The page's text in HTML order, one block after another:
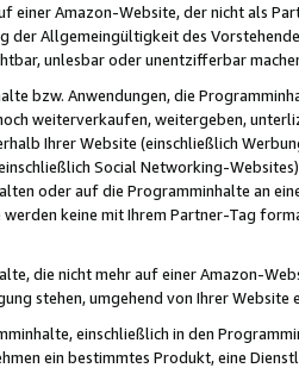
einer Amazon-Website, der nicht als
der Allgemeingültigkeit des
unlesbar oder unentzifferbar
bzw. Anwendungen, die
weiterverkaufen, weitergeben,
Ihrer Website (einschließlich
Social Networking-
oder auf die Programminhalte an
keine mit Ihrem Partner-Tag
die nicht mehr auf einer Amazon-
stehen, umgehend von Ihrer
einschließlich in den
ein bestimmtes Produkt, eine